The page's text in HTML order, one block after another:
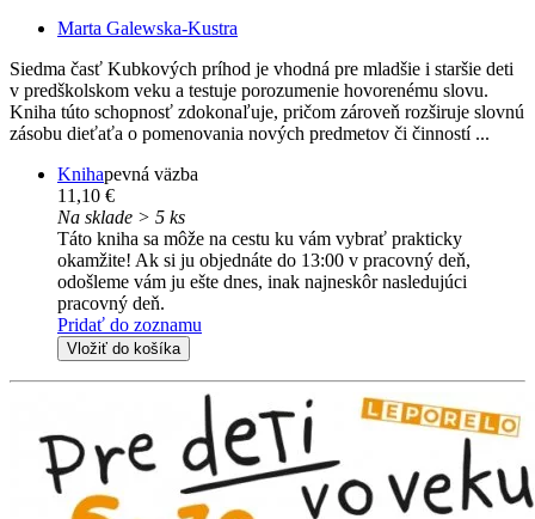
Marta Galewska-Kustra
Siedma časť Kubkových príhod je vhodná pre mladšie i staršie deti
v predškolskom veku a testuje porozumenie hovorenému slovu.
Kniha túto schopnosť zdokonaľuje, pričom zároveň rozširuje slovnú
zásobu dieťaťa o pomenovania nových predmetov či činností ...
Knihapevná väzba
11,10 €
Na sklade > 5 ks
Táto kniha sa môže na cestu ku vám vybrať prakticky
okamžite! Ak si ju objednáte do 13:00 v pracovný deň,
odošleme vám ju ešte dnes, inak najneskôr nasledujúci
pracovný deň.
Pridať do zoznamu
Vložiť do košíka